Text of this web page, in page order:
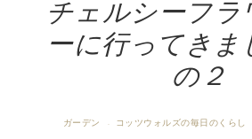
チェルシーフラ
ーに行ってきま
の２
ガーデン · コッツウォルズの毎日のくらし